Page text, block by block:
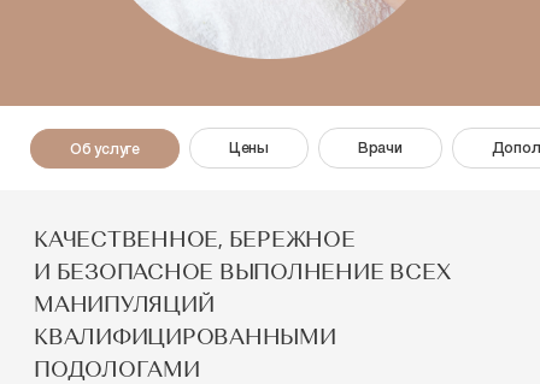
Об услуге Цены Врачи
КАЧЕСТВЕННОЕ, БЕРЕЖНОЕ
И БЕЗОПАСНОЕ ВЫПОЛНЕНИЕ ВСЕХ
МАНИПУЛЯЦИЙ
КВАЛИФИЦИРОВАННЫМИ
ПОДОЛОГАМИ